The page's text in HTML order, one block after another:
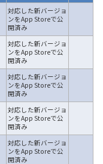
サポートサイトの使い方
工事・故障情報通知
サービス
対応した新バージョ
ンをApp Storeで公
開済み
対応した新バージョ
ンをApp Storeで公
開済み
対応した新バージョ
ンをApp Storeで公
開済み
対応した新バージョ
ンをApp Storeで公
開済み
対応した新バージョ
ンをApp Storeで公
開済み